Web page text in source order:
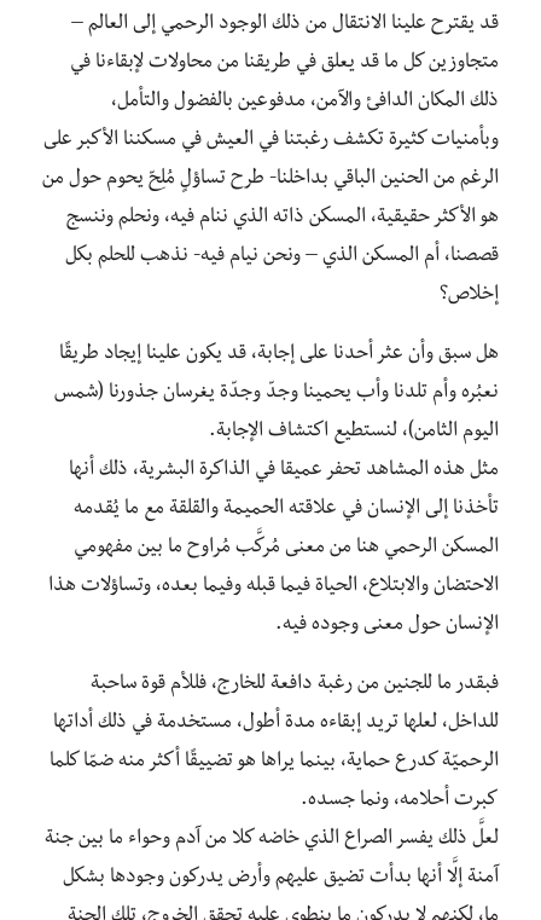
قد يقترح علينا الانتقال من ذلك الوجود الرحمي إلى العالم –
متجاوزين كل ما قد يعلق في طريقنا من محاولات لإبقاءنا في
ذلك المكان الدافئ والآمن، مدفوعين بالفضول والتأمل،
وبأمنيات كثيرة تكشف رغبتنا في العيش في مسكننا الأكبر على
الرغم من الحنين الباقي بداخلنا- طرح تساؤلٍ مُلِحّ يحوم حول من
هو الأكثر حقيقية، المسكن ذاته الذي ننام فيه، ونحلم وننسج
قصصنا، أم المسكن الذي – ونحن نيام فيه- نذهب للحلم بكل
إخلاص؟
هل سبق وأن عثر أحدنا على إجابة، قد يكون علينا إيجاد طريقًا
نعبُره وأم تلدنا وأب يحمينا وجدّ وجدّة يغرسان جذورنا (شمس
اليوم الثامن)، لنستطيع اكتشاف الإجابة.
مثل هذه المشاهد تحفر عميقا في الذاكرة البشرية، ذلك أنها
تأخذنا إلى الإنسان في علاقته الحميمة والقلقة مع ما يُقدمه
المسكن الرحمي هنا من معنى مُركَّب مُراوح ما بين مفهومي
الاحتضان والابتلاع، الحياة فيما قبله وفيما بعده، وتساؤلات هذا
الإنسان حول معنى وجوده فيه.
فبقدر ما للجنين من رغبة دافعة للخارج، فللأم قوة ساحبة
للداخل، لعلها تريد إبقاءه مدة أطول، مستخدمة في ذلك أداتها
الرحميّة كدرع حماية، بينما يراها هو تضييقًا أكثر منه ضمّا كلما
كبرت أحلامه، ونما جسده.
لعلَّ ذلك يفسر الصراع الذي خاضه كلا من آدم وحواء ما بين جنة
آمنة إلَّا أنها بدأت تضيق عليهم وأرض يدركون وجودها بشكل